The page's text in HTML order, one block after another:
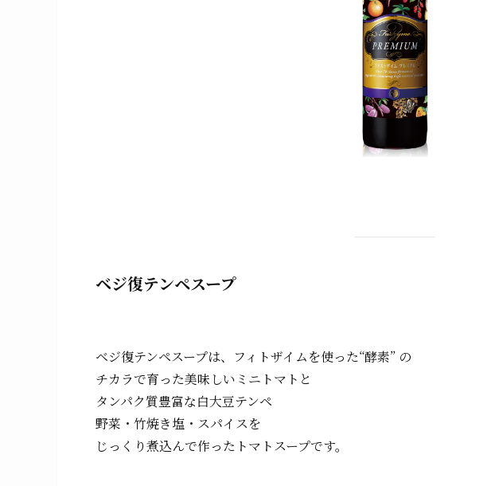
ベジ復テンペスープ
ベジ復テンペスープは、フィトザイムを使った“酵素” の
チカラで育った美味しいミニトマトと
タンパク質豊富な白大豆テンペ
野菜・竹焼き塩・スパイスを
じっくり煮込んで作ったトマトスープです。